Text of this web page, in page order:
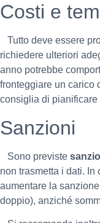
Costi e
Tutto deve essere
richiedere ulteriori
anno potrebbe
fronteggiare un carico
consiglia di pianificare
Sanzioni
Sono previste
non trasmetta i dati.
aumentare la
doppio), anziché